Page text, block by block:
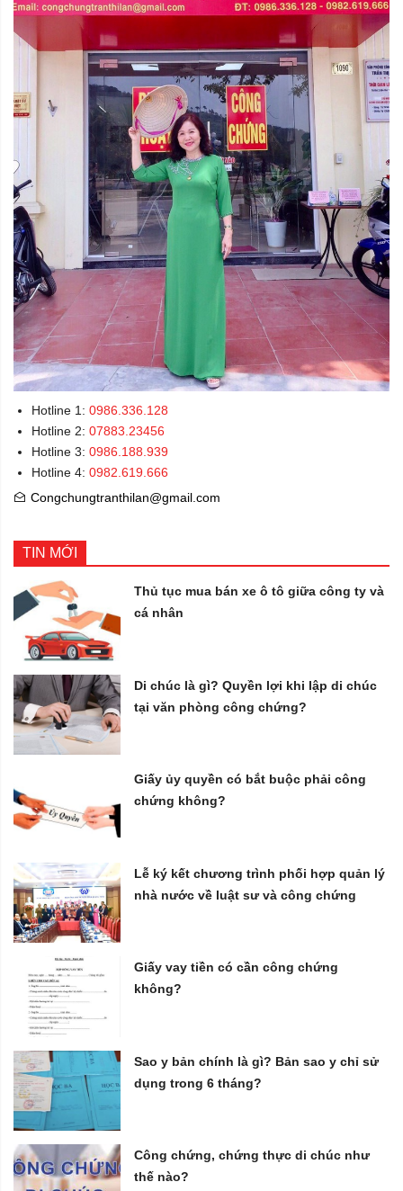
Hotline 1: 0986.336.128
Hotline 2: 07883.23456
Hotline 3: 0986.188.939
Hotline 4: 0982.619.666
Congchungtranthilan@gmail.com
TIN MỚI
Thủ tục mua bán xe ô tô giữa công ty và
cá nhân
Di chúc là gì? Quyền lợi khi lập di chúc
tại văn phòng công chứng?
Giấy ủy quyền có bắt buộc phải công
chứng không?
Lễ ký kết chương trình phối hợp quản lý
nhà nước về luật sư và công chứng
Giấy vay tiền có cần công chứng
không?
Sao y bản chính là gì? Bản sao y chỉ sử
dụng trong 6 tháng?
Công chứng, chứng thực di chúc như
thế nào?